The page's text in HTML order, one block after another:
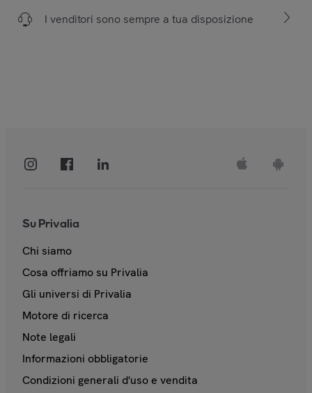
I venditori sono sempre a tua disposizione
Su Privalia
Chi siamo
Cosa offriamo su Privalia
Gli universi di Privalia
Motore di ricerca
Note legali
Informazioni obbligatorie
Condizioni generali d'uso e vendita